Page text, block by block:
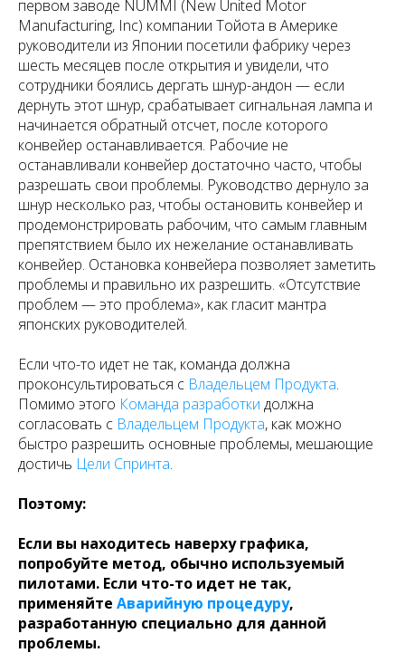
первом заводе NUMMI (New United Motor
Manufacturing, Inc) компании Тойота в Америке
руководители из Японии посетили фабрику через
шесть месяцев после открытия и увидели, что
сотрудники боялись дергать шнур-андон — если
дернуть этот шнур, срабатывает сигнальная лампа и
начинается обратный отсчет, после которого
конвейер останавливается. Рабочие не
останавливали конвейер достаточно часто, чтобы
разрешать свои проблемы. Руководство дернуло за
шнур несколько раз, чтобы остановить конвейер и
продемонстрировать рабочим, что самым главным
препятствием было их нежелание останавливать
конвейер. Остановка конвейера позволяет заметить
проблемы и правильно их разрешить. «Отсутствие
проблем — это проблема», как гласит мантра
японских руководителей.
Если что-то идет не так, команда должна
проконсультироваться с Владельцем Продукта.
Помимо этого Команда разработки должна
согласовать с Владельцем Продукта, как можно
быстро разрешить основные проблемы, мешающие
достичь Цели Спринта.
Поэтому:
Если вы находитесь наверху графика,
попробуйте метод, обычно используемый
пилотами. Если что-то идет не так,
применяйте Аварийную процедуру,
разработанную специально для данной
проблемы.